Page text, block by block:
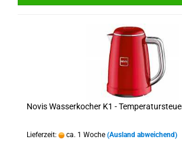
Novis Wasserkocher K1 -
Lieferzeit: ca. 1 Woche (Ausland abweichend)